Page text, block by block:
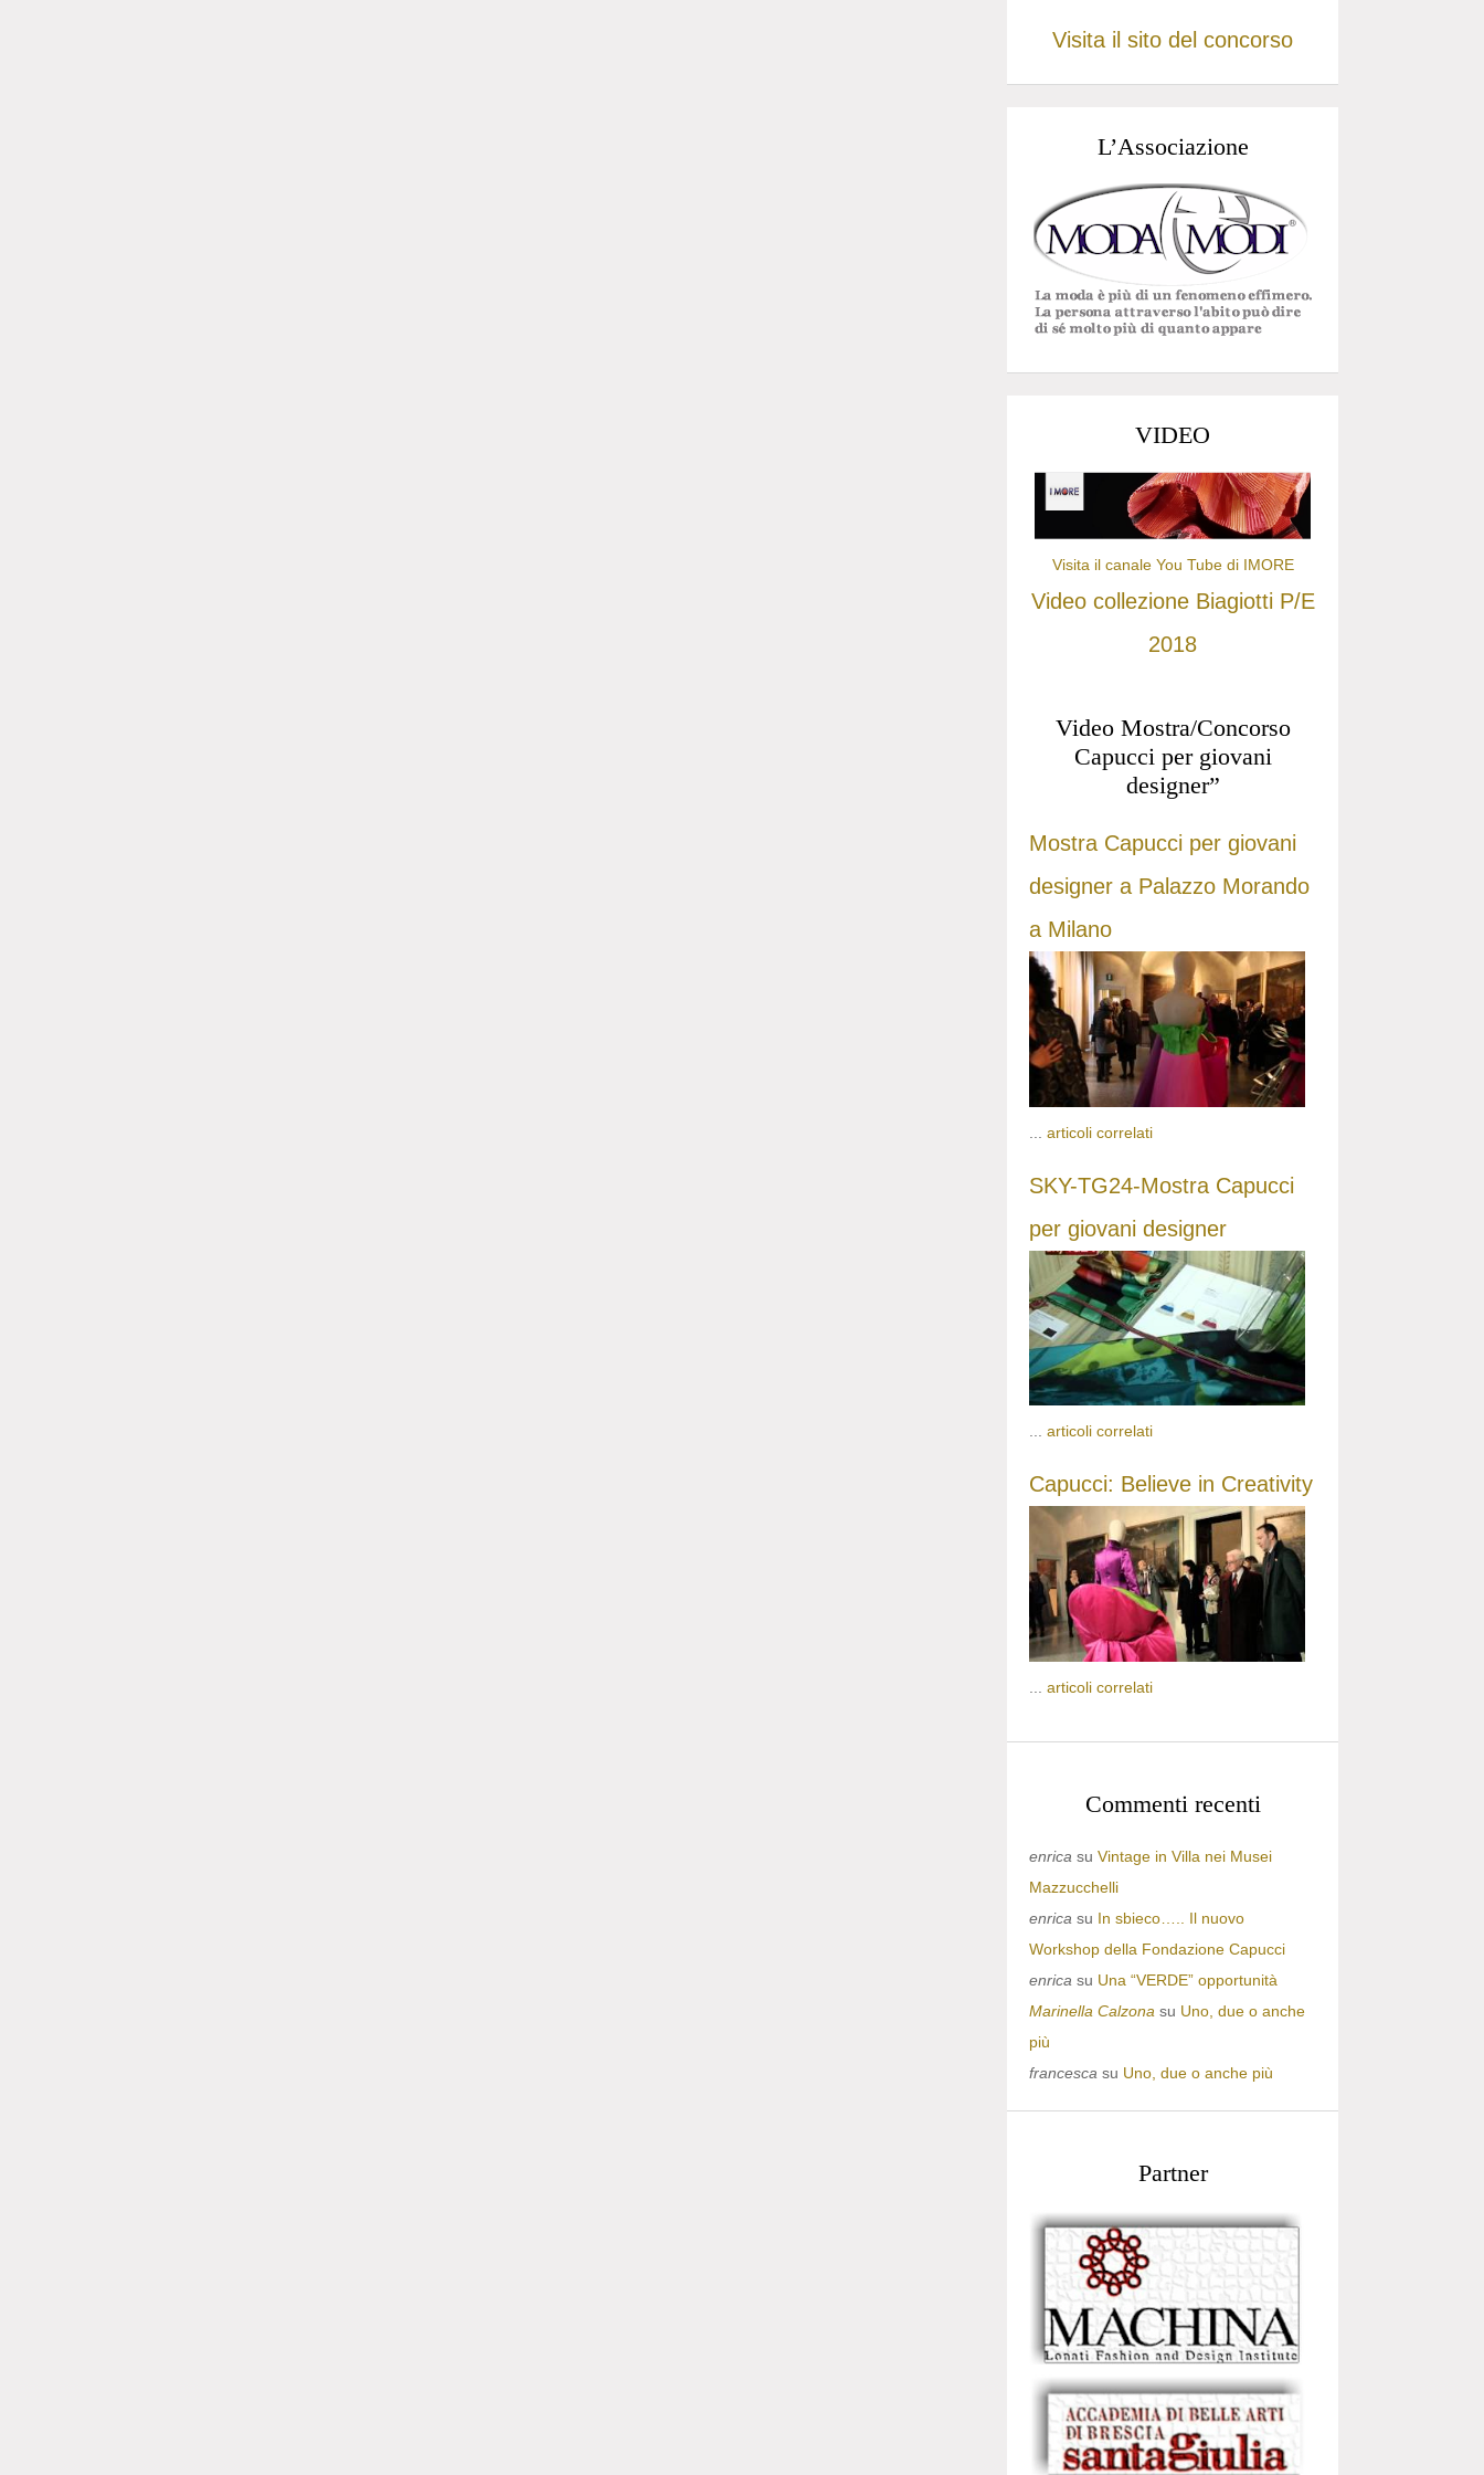
Visita il sito del concorso
L’Associazione
VIDEO
Visita il canale You Tube di IMORE
Video collezione Biagiotti P/E
2018
Video Mostra/Concorso
Capucci per giovani
designer”
Mostra Capucci per giovani
designer a Palazzo Morando
a Milano
articoli correlati
SKY-TG24-Mostra Capucci
per giovani designer
... articoli correlati
Capucci: Believe in Creativity
articoli correlati
Commenti recenti
enrica su Vintage in Villa nei Musei
Mazzucchelli
enrica su In sbieco….. Il nuovo
Workshop della Fondazione Capucci
enrica su Una “VERDE” opportunità
Marinella Calzona su Uno, due o anche
più
francesca su Uno, due o anche più
Partner